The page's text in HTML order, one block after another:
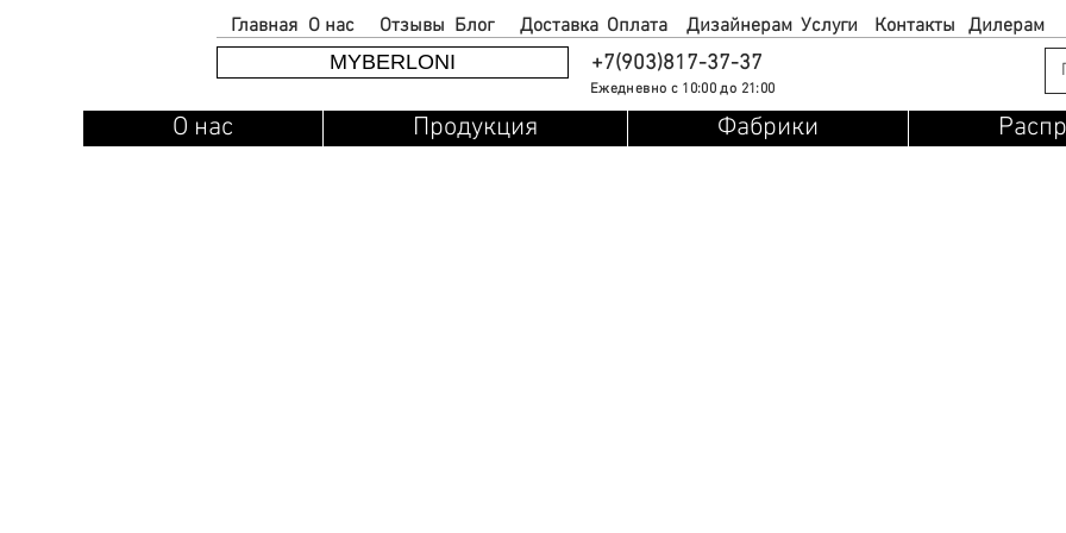
Главная Доставка
О нас Отзывы Блог Оплата Дилерам
Дизайнерам Услуги
Контакты
MYBERLONI
+7(903)817-37-37
Ежедневно с 10:00 до 21:00
О нас Продукция Фабрики